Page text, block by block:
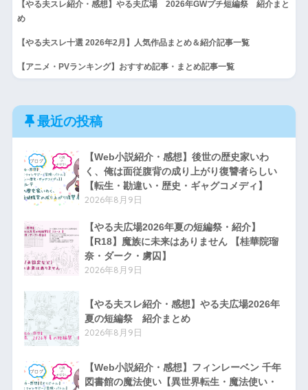
【やる夫スレ紹介・感想】やる夫広場 2026年GWプチ短編祭 紹介まと
め
【やる夫スレ十選 2026年2月】人気作品まとめ＆紹介記事一覧
【アニメ・PVランキング】おすすめ記事・まとめ記事一覧
最近の投稿
【Web小説紹介・感想】後世の歴史家いわ
く、俺は面従腹背の成り上がり復讐者らしい
【転生・勘違い・歴史・ギャグコメディ】
2026年8月9日
【やる夫広場2026年夏の短編祭・紹介】
【R18】魔族に未来はありません 【桂華院瑠
奈・ダーク・虜囚】
2026年8月9日
【やる夫スレ紹介・感想】やる夫広場2026年
夏の短編祭 紹介まとめ
2026年8月9日
【Web小説紹介・感想】フィンレーベン 千年
図書館の魔法使い【異世界転生・魔法使い・